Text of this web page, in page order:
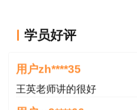
学员好评
用户m1****68
用户zh****35
王英老师讲的很好